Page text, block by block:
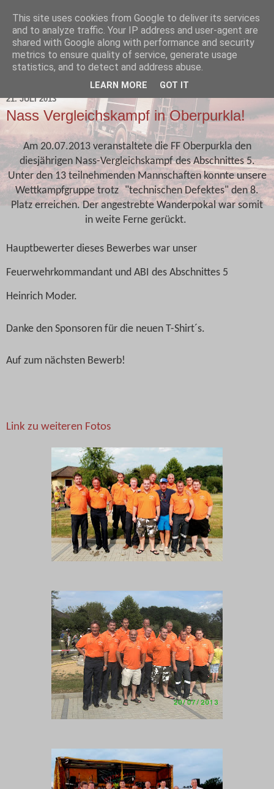
21. JULI 2013
Nass Vergleichskampf in Oberpurkla!
Am 20.07.2013 veranstaltete die FF Oberpurkla den
diesjährigen Nass-Vergleichskampf des Abschnittes 5.
Unter den 13 teilnehmenden Mannschaften konnte unsere
Wettkampfgruppe trotz "technischen Defektes" den 8.
Platz erreichen. Der angestrebte Wanderpokal war somit
in weite Ferne gerückt.
Hauptbewerter dieses Bewerbes war unser
Feuerwehrkommandant und ABI des Abschnittes 5
Heinrich Moder.
Danke den Sponsoren für die neuen T-Shirt´s.
Auf zum nächsten Bewerb!
Link zu weiteren Fotos
This site uses cookies from Google to deliver its services
and to analyze traffic. Your IP address and user-agent are
shared with Google along with performance and security
metrics to ensure quality of service, generate usage
statistics, and to detect and address abuse.
LEARN MORE GOT IT